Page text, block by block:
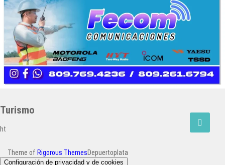
Turismo
ht
Theme of Rigorous ThemesDepuertoplata
Configuración de privacidad y de cookies